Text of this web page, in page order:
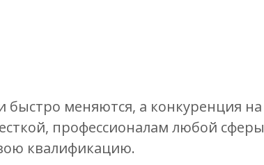
быстро меняются, а конкуренция на
профессионалам любой сферы
квалификацию.